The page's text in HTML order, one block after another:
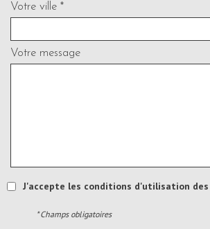
Votre ville *
Votre message
J'accepte les conditions d'utilisation des
* Champs obligatoires